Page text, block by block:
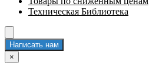
Техническая Библиотека
Написать нам
×